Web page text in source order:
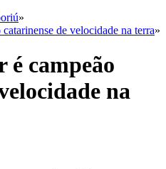
»
de velocidade na terra»
campeão
na